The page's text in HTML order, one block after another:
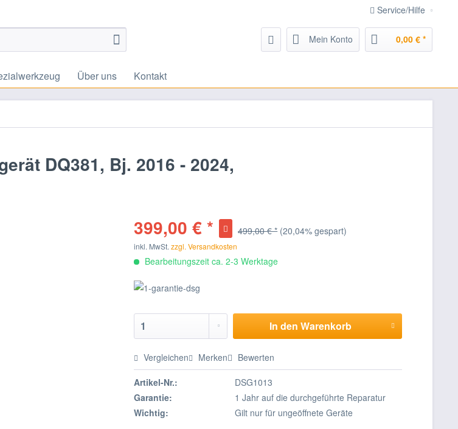
Service/Hilfe
Mein Konto 0,00 € *
Über uns Kontakt
DQ381, Bj. 2016 - 2024,
399,00 € *
499,00 € * (20,04% gespart)
inkl. MwSt.zzgl. Versandkosten
Bearbeitungszeit ca. 2-3 Werktage
In den Warenkorb
Vergleichen Merken Bewerten
Artikel-Nr.:
DSG1013
Garantie:
1 Jahr auf die durchgeführte Reparatur
Wichtig:
Gilt nur für ungeöffnete Geräte